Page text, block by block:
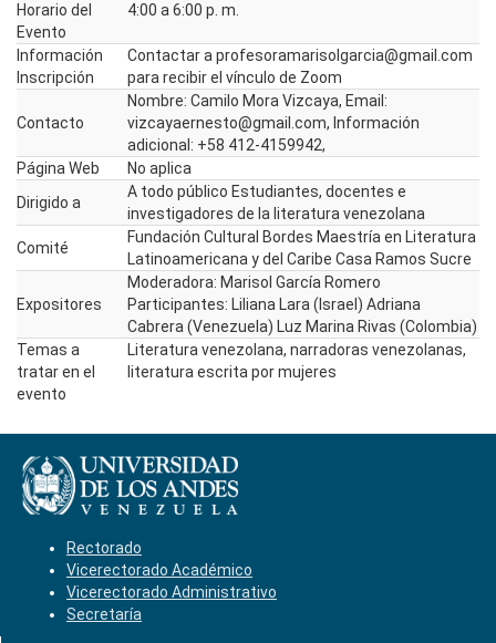
Horario del
Evento
4:00 a 6:00 p. m.
Información
Inscripción
Contactar a profesoramarisolgarcia@gmail.com
para recibir el vínculo de Zoom
Contacto
Nombre: Camilo Mora Vizcaya, Email:
vizcayaernesto@gmail.com, Información
adicional: +58 412-4159942,
Página Web
No aplica
Dirigido a
A todo público Estudiantes, docentes e
investigadores de la literatura venezolana
Comité
Fundación Cultural Bordes Maestría en Literatura
Latinoamericana y del Caribe Casa Ramos Sucre
Expositores
Moderadora: Marisol García Romero
Participantes: Liliana Lara (Israel) Adriana
Cabrera (Venezuela) Luz Marina Rivas (Colombia)
Temas a
tratar en el
evento
Literatura venezolana, narradoras venezolanas,
literatura escrita por mujeres
Rectorado
Vicerectorado Académico
Vicerectorado Administrativo
Secretaría